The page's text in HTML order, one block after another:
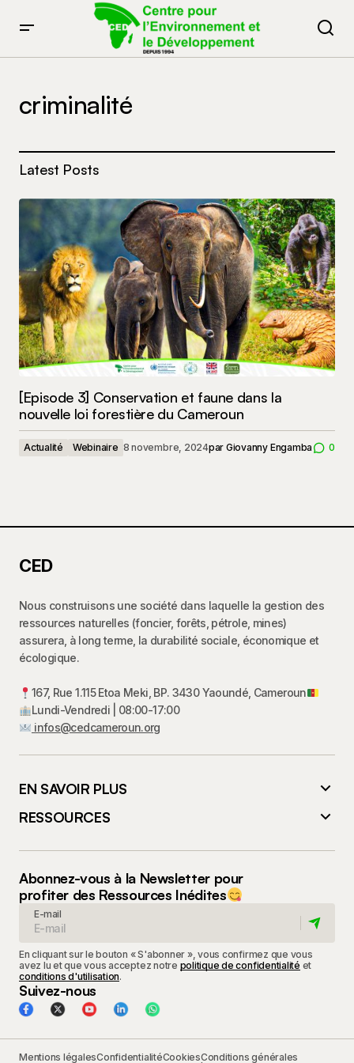
criminalité
Latest Posts
[Episode 3] Conservation et faune dans la
nouvelle loi forestière du Cameroun
Actualité Webinaire 8 novembre, 2024par Giovanny Engamba 0
CED
Nous construisons une société dans laquelle la gestion des
ressources naturelles (foncier, forêts, pétrole, mines)
assurera, à long terme, la durabilité sociale, économique et
écologique.
167, Rue 1.115 Etoa Meki, BP. 3430 Yaoundé, Cameroun
Lundi-Vendredi | 08:00-17:00
infos@cedcameroun.org
EN SAVOIR PLUS
RESSOURCES
Abonnez-vous à la Newsletter pour
profiter des Ressources Inédites
E-mail
En cliquant sur le bouton « S'abonner », vous confirmez que vous
avez lu et que vous acceptez notre politique de confidentialité et
conditions d'utilisation.
Suivez-nous
Mentions légalesConfidentialitéCookiesConditions générales